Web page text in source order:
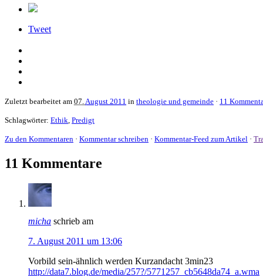
Tweet
Zuletzt bearbeitet am 07. August 2011 in theologie und gemeinde · 11
Schlagwörter: Ethik Predigt
Zu den Kommentaren · Kommentar schreiben · Kommentar-Feed zum Artikel ·
11 Kommentare
micha schrieb am
7. August 2011 um 13:06
Vorbild sein-ähnlich werden Kurzandacht 3min23
http://data7.blog.de/media/257?/5771257_cb5648da74_a.wma